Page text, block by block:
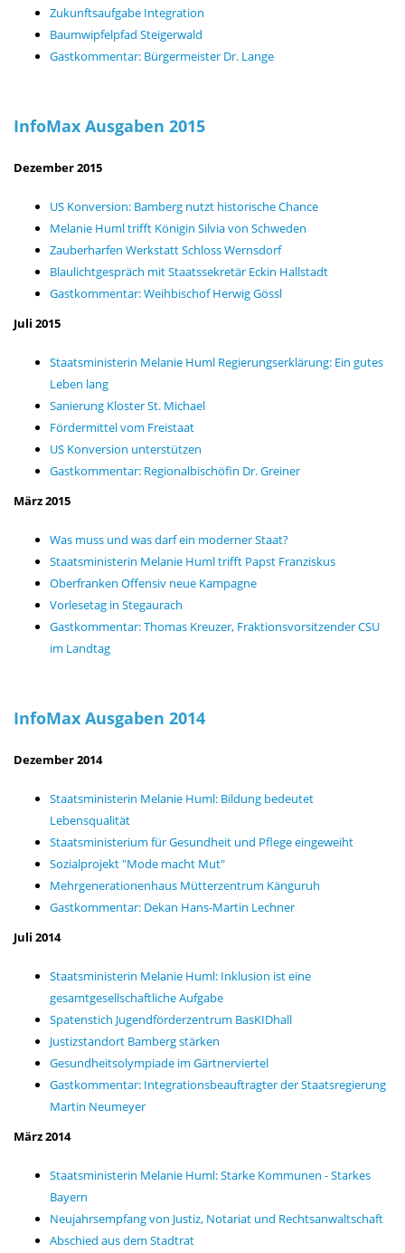
Zukunftsaufgabe Integration
Baumwipfelpfad Steigerwald
Gastkommentar: Bürgermeister Dr. Lange
InfoMax Ausgaben 2015
Dezember 2015
US Konversion: Bamberg nutzt historische Chance
Melanie Huml trifft Königin Silvia von Schweden
Zauberharfen Werkstatt Schloss Wernsdorf
Blaulichtgespräch mit Staatssekretär Eckin Hallstadt
Gastkommentar: Weihbischof Herwig Gössl
Juli 2015
Staatsministerin Melanie Huml Regierungserklärung: Ein gutes
Leben lang
Sanierung Kloster St. Michael
Fördermittel vom Freistaat
US Konversion unterstützen
Gastkommentar: Regionalbischöfin Dr. Greiner
März 2015
Was muss und was darf ein moderner Staat?
Staatsministerin Melanie Huml trifft Papst Franziskus
Oberfranken Offensiv neue Kampagne
Vorlesetag in Stegaurach
Gastkommentar: Thomas Kreuzer, Fraktionsvorsitzender CSU
im Landtag
InfoMax Ausgaben 2014
Dezember 2014
Staatsministerin Melanie Huml: Bildung bedeutet
Lebensqualität
Staatsministerium für Gesundheit und Pflege eingeweiht
Sozialprojekt "Mode macht Mut"
Mehrgenerationenhaus Mütterzentrum Känguruh
Gastkommentar: Dekan Hans-Martin Lechner
Juli 2014
Staatsministerin Melanie Huml: Inklusion ist eine
gesamtgesellschaftliche Aufgabe
Spatenstich Jugendförderzentrum BasKIDhall
Justizstandort Bamberg stärken
Gesundheitsolympiade im Gärtnerviertel
Gastkommentar: Integrationsbeauftragter der Staatsregierung
Martin Neumeyer
März 2014
Staatsministerin Melanie Huml: Starke Kommunen - Starkes
Bayern
Neujahrsempfang von Justiz, Notariat und Rechtsanwaltschaft
Abschied aus dem Stadtrat